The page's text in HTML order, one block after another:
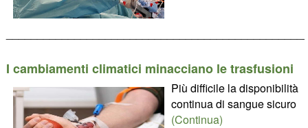
I cambiamenti climatici minacciano le trasfusioni
Più difficile la disponibilità
continua di sangue sicuro
(Continua)